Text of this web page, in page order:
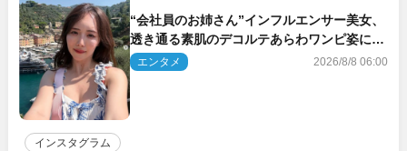
“会社員のお姉さん”インフルエンサー美女、
透き通る素肌のデコルテあらわワンピ姿に反
響エンタメ 2026/8/8 06:00
インスタグラム